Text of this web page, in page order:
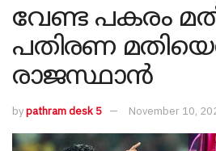
വേണ്ട പകരം
പതിരണ
രാജസ്ഥാൻ
bypathram desk 5 November 10,